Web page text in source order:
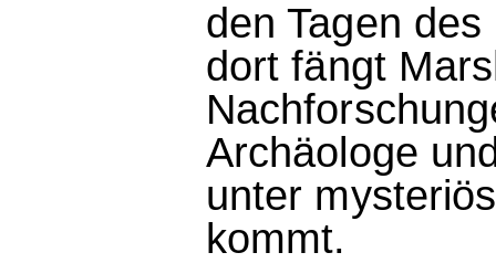
den Tagen
dort fängt
Archäologe
unter
kommt.